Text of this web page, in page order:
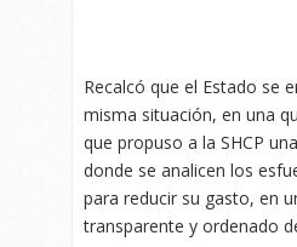
Recalcó que el Estado se
misma situación, en una
que propuso a la SHCP
donde se analicen los
para reducir su gasto, en
transparente y ordenado